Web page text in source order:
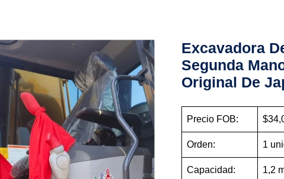
Excavadora
Segunda
Original De
Precio FOB:
Orden: 1
Capacidad: 1,2